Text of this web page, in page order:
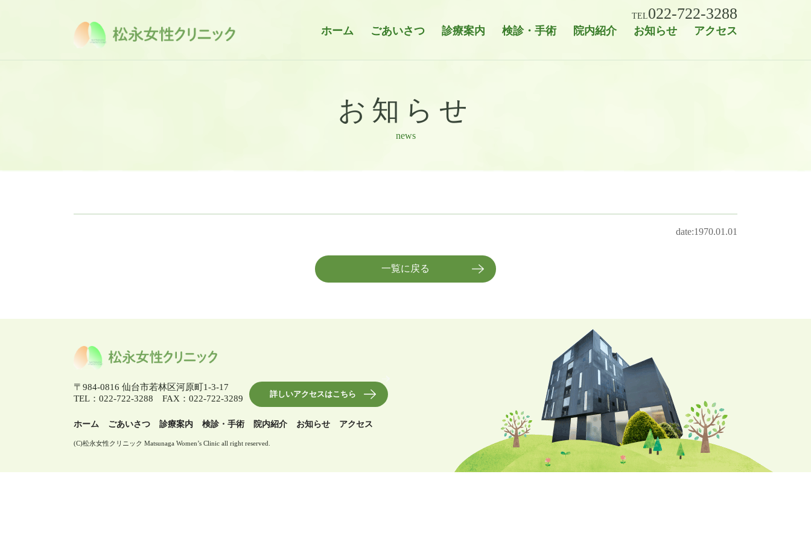
TEL022-722-3288
ホーム ごあいさつ 診療案内 検診・手術 院内紹介 お知らせ アクセス
お知らせ
news
date:1970.01.01
一覧に戻る
〒984-0816 仙台市若林区河原町1-3-17
TEL：022-722-3288 FAX：022-722-3289
詳しいアクセスはこちら
ホーム ごあいさつ 診療案内 検診・手術 院内紹介 お知らせ アクセス
(C)松永女性クリニック Matsunaga Women’s Clinic all right reserved.